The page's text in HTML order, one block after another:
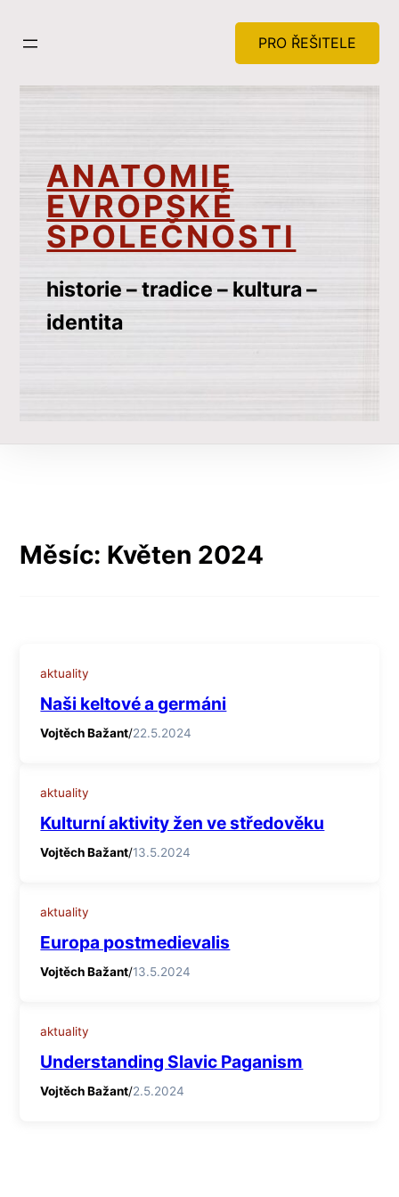
PRO ŘEŠITELE
ANATOMIE
EVROPSKÉ
SPOLEČNOSTI
historie – tradice – kultura –
identita
Měsíc: Květen 2024
aktuality
Naši keltové a germáni
Vojtěch Bažant/22.5.2024
aktuality
Kulturní aktivity žen ve středověku
Vojtěch Bažant/13.5.2024
aktuality
Europa postmedievalis
Vojtěch Bažant/13.5.2024
aktuality
Understanding Slavic Paganism
Vojtěch Bažant/2.5.2024